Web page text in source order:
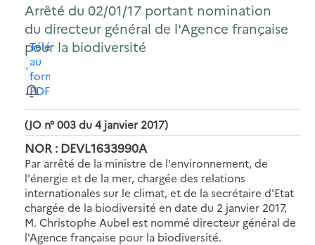
Arrêté du 02/01/17 portant nomination
du directeur général de l'Agence française
pour la biodiversité
Télécharger
au
format
PDF
(JO n° 003 du 4 janvier 2017)
NOR : DEVL1633990A
Par arrêté de la ministre de l'environnement, de
l'énergie et de la mer, chargée des relations
internationales sur le climat, et de la secrétaire d'Etat
chargée de la biodiversité en date du 2 janvier 2017,
M. Christophe Aubel est nommé directeur général de
l'Agence française pour la biodiversité.